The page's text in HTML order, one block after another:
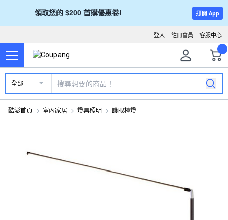
領取您的 $200 首購優惠卷! 打開 App
客服中心
註冊會員
登入
全部
酷澎首頁 室內家居 燈具照明 護眼檯燈